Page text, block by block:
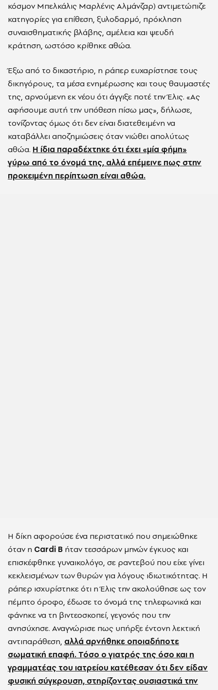
κόσμον Μπελκάλις Μαρλένις Αλμάνζαρ) αντιμετώπιζε
κατηγορίες για επίθεση, ξυλοδαρμό, πρόκληση
συναισθηματικής βλάβης, αμέλεια και ψευδή
κράτηση, ωστόσο κρίθηκε αθώα.
Έξω από το δικαστήριο, η ράπερ ευχαρίστησε τους
δικηγόρους, τα μέσα ενημέρωσης και τους θαυμαστές
της, αρνούμενη εκ νέου ότι άγγιξε ποτέ την Έλις. «Ας
αφήσουμε αυτή την υπόθεση πίσω μας», δήλωσε,
τονίζοντας όμως ότι δεν είναι διατεθειμένη να
καταβάλλει αποζημιώσεις όταν νιώθει απολύτως
αθώα. Η ίδια παραδέχτηκε ότι έχει «μία φήμη»
γύρω από το όνομά της, αλλά επέμεινε πως στην
προκειμένη περίπτωση είναι αθώα.
Η δίκη αφορούσε ένα περιστατικό που σημειώθηκε
όταν η Cardi B ήταν τεσσάρων μηνών έγκυος και
επισκέφθηκε γυναικολόγο, σε ραντεβού που είχε γίνει
κεκλεισμένων των θυρών για λόγους ιδιωτικότητας. Η
ράπερ ισχυρίστηκε ότι η Έλις την ακολούθησε ως τον
πέμπτο όροφο, έδωσε το όνομά της τηλεφωνικά και
φάνηκε να τη βιντεοσκοπεί, γεγονός που την
ανησύχησε. Αναγνώρισε πως υπήρξε έντονη λεκτική
αντιπαράθεση, αλλά αρνήθηκε οποιαδήποτε
σωματική επαφή. Τόσο ο γιατρός της όσο και η
γραμματέας του ιατρείου κατέθεσαν ότι δεν είδαν
φυσική σύγκρουση, στηρίζοντας ουσιαστικά την